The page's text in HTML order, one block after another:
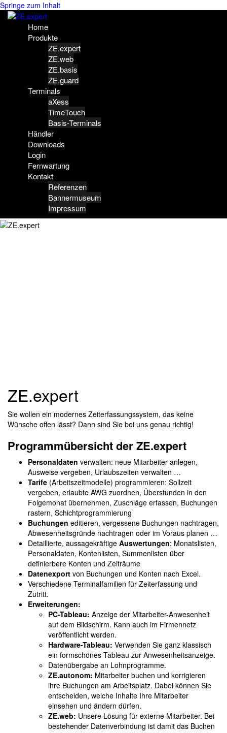
Springe zum Inhalt
Home
Produkte
ZE.expert
ZE.web
ZE.basis
ZE.guard
Terminals
aXess
TimeTouch
Basis-Terminals
Händler
Downloads
Login
Fernwartung
Kontakt
Referenzen
Bannermuseum
Impressum
ZE.expert
Sie wollen ein modernes Zeiterfassungssystem, das keine
Wünsche offen lässt? Dann sind Sie bei uns genau richtig!
Programmübersicht der ZE.expert
Personaldaten verwalten: neue Mitarbeiter anlegen,
Ausweise vergeben, Urlaubszeiten verwalten …
Tarife (Arbeitszeitmodelle) programmieren: Sollzeit
vergeben, erlaubte AWG zuordnen, Überstunden in den
Folgemonat übernehmen, Zuschläge erfassen, Buchungen
rastern, Schichtprogrammierung
Buchungen editieren, vergessene Buchungen nachtragen,
Abwesenheitsgründe nachtragen oder im Voraus planen …
Detaillierte, aussagekräftige Auswertungen: Monatslisten,
Personaldaten, Kontenlisten, Summenlisten über
definierbere Konten und Zeiträume
Datenexport von Buchungen und Konten nach Excel.
Verschiedene Terminalfamilien für Zeiterfassung und
Zutritt.
Erweiterungen:
PC-Tableau: Anzeige der Mitarbeiter-Anwesenheit
auf dem Bildschirm. Kann auch im Firmennetz
veröffentlicht werden.
Hardware-Tableau: Verwenden Sie ganz klassisch
ein formschönes Tableau zur Anwesenheitsanzeige.
Datenübergabe an Lohnprogramme.
ZE.autonom: Mitarbeiter buchen und korrigieren
ihre Buchungen am Arbeitsplatz. Dabei können Sie
entscheiden, welche Inhalte Ihre Mitarbeiter
einsehen und ändern dürfen.
ZE.web: Unsere Lösung für externe Mitarbeiter. Bei
bestehender Datenverbindung ist damit das Buchen